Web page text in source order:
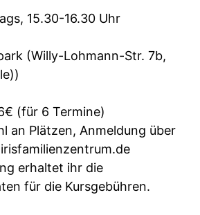
15.30-16.30 Uhr
(Willy-Lohmann-Str. 7b,
(für 6 Termine)
an Plätzen, Anmeldung über
erhaltet ihr die
für die Kursgebühren.